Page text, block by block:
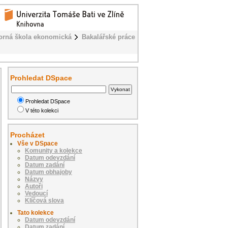
škola ekonomická
Bakalářské práce
Prohledat DSpace
Prohledat DSpace
V této kolekci
Procházet
Vše v DSpace
Komunity a kolekce
Datum odevzdání
Datum zadání
Datum obhajoby
Názvy
Autoři
Vedoucí
Klíčová slova
Tato kolekce
Datum odevzdání